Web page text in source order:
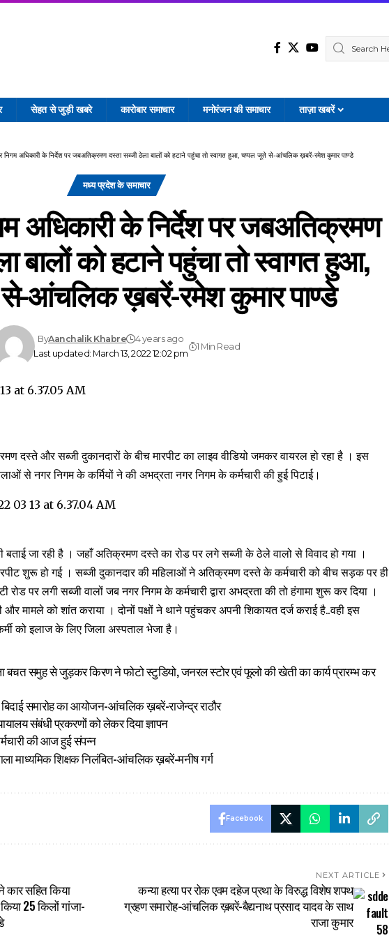
सेहत से जुड़ी खबरे कारोबार समाचार मनोरंजन की समाचार ताज़ा खबरें
निगम अधिकारी के निर्देश पर जबअतिक्रमण दस्ता सब्जी ठेला बालों को हटाने पहुंचा तो स्वागत हुआ, चप्पल जूते से-आंचलिक ख़बरें-रमेश कुमार पाण्डे
मध्य प्रदेश के समाचार
अधिकारी के निर्देश पर जबअतिक्रमण
बालों को हटाने पहुंचा तो स्वागत हुआ,
आंचलिक ख़बरें-रमेश कुमार पाण्डे
Last updated: March 13, 2022 12:02 pm
ByAanchalik Khabre 4 years ago
1 Min Read
दस्ते और सब्जी दुकानदारों के बीच मारपीट का लाइव वीडियो जमकर वायरल हो रहा है । इस
से नगर निगम के कर्मियों ने की अभद्रता नगर निगम के कर्मचारी की हुई पिटाई।
जा रही है । जहाँ अतिक्रमण दस्ते का रोड पर लगे सब्जी के ठेले वालो से विवाद हो गया ।
शुरू हो गई । सब्जी दुकानदार की महिलाओं ने अतिक्रमण दस्ते के कर्मचारी को बीच सड़क पर ही
पर लगी सब्जी वालों जब नगर निगम के कर्मचारी द्वारा अभद्रता की तो हंगामा शुरू कर दिया ।
मामले को शांत कराया । दोनों पक्षों ने थाने पहुंचकर अपनी शिकायत दर्ज कराई है..वही इस
को इलाज के लिए जिला अस्पताल भेजा है।
बचत समुह से जुड़कर किरण ने फोटो स्टुडियो, जनरल स्टोर एवं फूलो की खेती का कार्य प्रारम्भ कर
बिदाई समारोह का आयोजन-आंचलिक ख़बरें-राजेन्द्र राठौर
संबंधी प्रकरणों को लेकर दिया ज्ञापन
की आज हुई संपन्न
माध्यमिक शिक्षक निलंबित-आंचलिक ख़बरें-मनीष गर्ग
Facebook
कार सहित किया
25 किलों गांजा-
NEXT ARTICLE
कन्या हत्या पर रोक एवम दहेज प्रथा के विरुद्ध विशेष शपथ
ग्रहण समारोह-आंचलिक ख़बरें-बैद्यनाथ प्रसाद यादव के साथ
राजा कुमार